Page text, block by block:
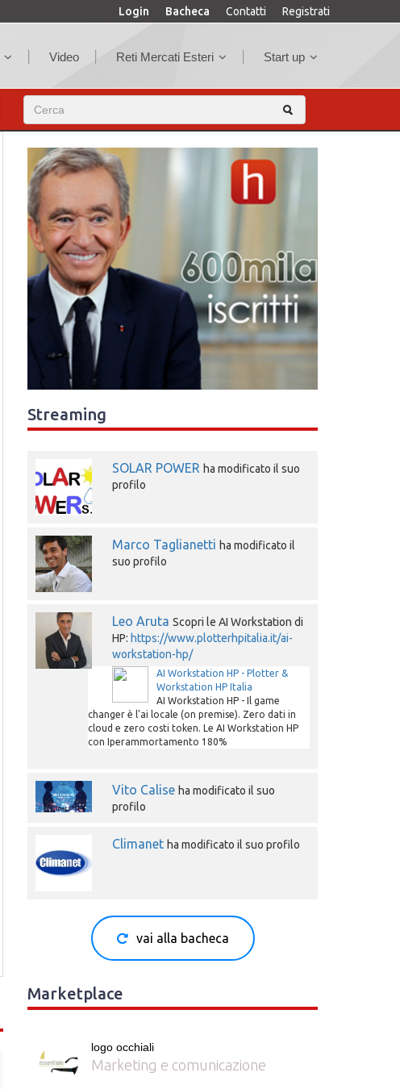
Login Bacheca Contatti Registrati
Video Reti Mercati Esteri Start up
Streaming
SOLAR POWER ha modificato il suo
profilo
Marco Taglianetti ha modificato il
suo profilo
Leo Aruta Scopri le AI Workstation di
HP: https://www.plotterhpitalia.it/ai-
workstation-hp/
AI Workstation HP - Plotter &
Workstation HP Italia
AI Workstation HP - Il game
changer è l'ai locale (on premise). Zero dati in
cloud e zero costi token. Le AI Workstation HP
con Iperammortamento 180%
Vito Calise ha modificato il suo
profilo
Climanet ha modificato il suo profilo
vai alla bacheca
Marketplace
logo occhiali
Marketing e comunicazione